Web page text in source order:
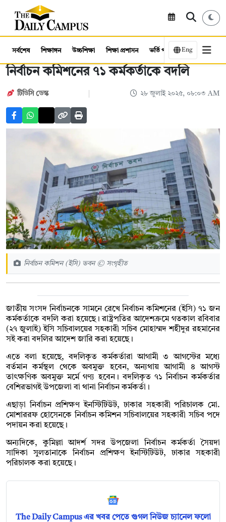
সর্বশেষ শিক্ষাঙ্গন উচ্চশিক্ষা শিক্ষা প্রশাসন ভর্তি পরীক্ষা কর্মসংস্থান
Eng
নির্বাচন কমিশনের ৭১ কর্মকর্তাকে বদলি
টিডিসি ডেস্ক ২৮ জুলাই ২০২৫, ০৮:০৩ AM
নির্বাচন কমিশন (ইসি) ভবন © সংগৃহীত
জাতীয় সংসদ নির্বাচনকে সামনে রেখে নির্বাচন কমিশনের (ইসি) ৭১ জন
কর্মকর্তাকে বদলি করা হয়েছে। রাষ্ট্রপতির আদেশক্রমে গতকাল রবিবার
(২৭ জুলাই) ইসি সচিবালয়ের সহকারী সচিব মোহাম্মদ শহীদুর রহমানের
সই করা বদলির আদেশ জারি করা হয়েছে।
এতে বলা হয়েছে, বদলিকৃত কর্মকর্তারা আগামী ৩ আগস্টের মধ্যে
বর্তমান কর্মস্থল থেকে অবমুক্ত হবেন, অন্যথায় আগামী ৪ আগস্ট
তাৎক্ষণিক অবমুক্ত মর্মে গণ্য হবেন। বদলিকৃত ৭১ নির্বাচন কর্মকর্তার
বেশিরভাগই উপজেলা বা থানা নির্বাচন কর্মকর্তা।
এছাড়া নির্বাচন প্রশিক্ষণ ইনস্টিটিউট, ঢাকার সহকারী পরিচালক মো.
মোশাররফ হোসেনকে নির্বাচন কমিশন সচিবালয়ের সহকারী সচিব পদে
পদায়ন করা হয়েছে।
অন্যদিকে, কুমিল্লা আদর্শ সদর উপজেলা নির্বাচন কর্মকর্তা সৈয়দা
সাদিকা সুলতানাকে নির্বাচন প্রশিক্ষণ ইনস্টিটিউট, ঢাকার সহকারী
পরিচালক করা হয়েছে।
The Daily Campus এর খবর পেতে গুগল নিউজ চ্যানেল ফলো